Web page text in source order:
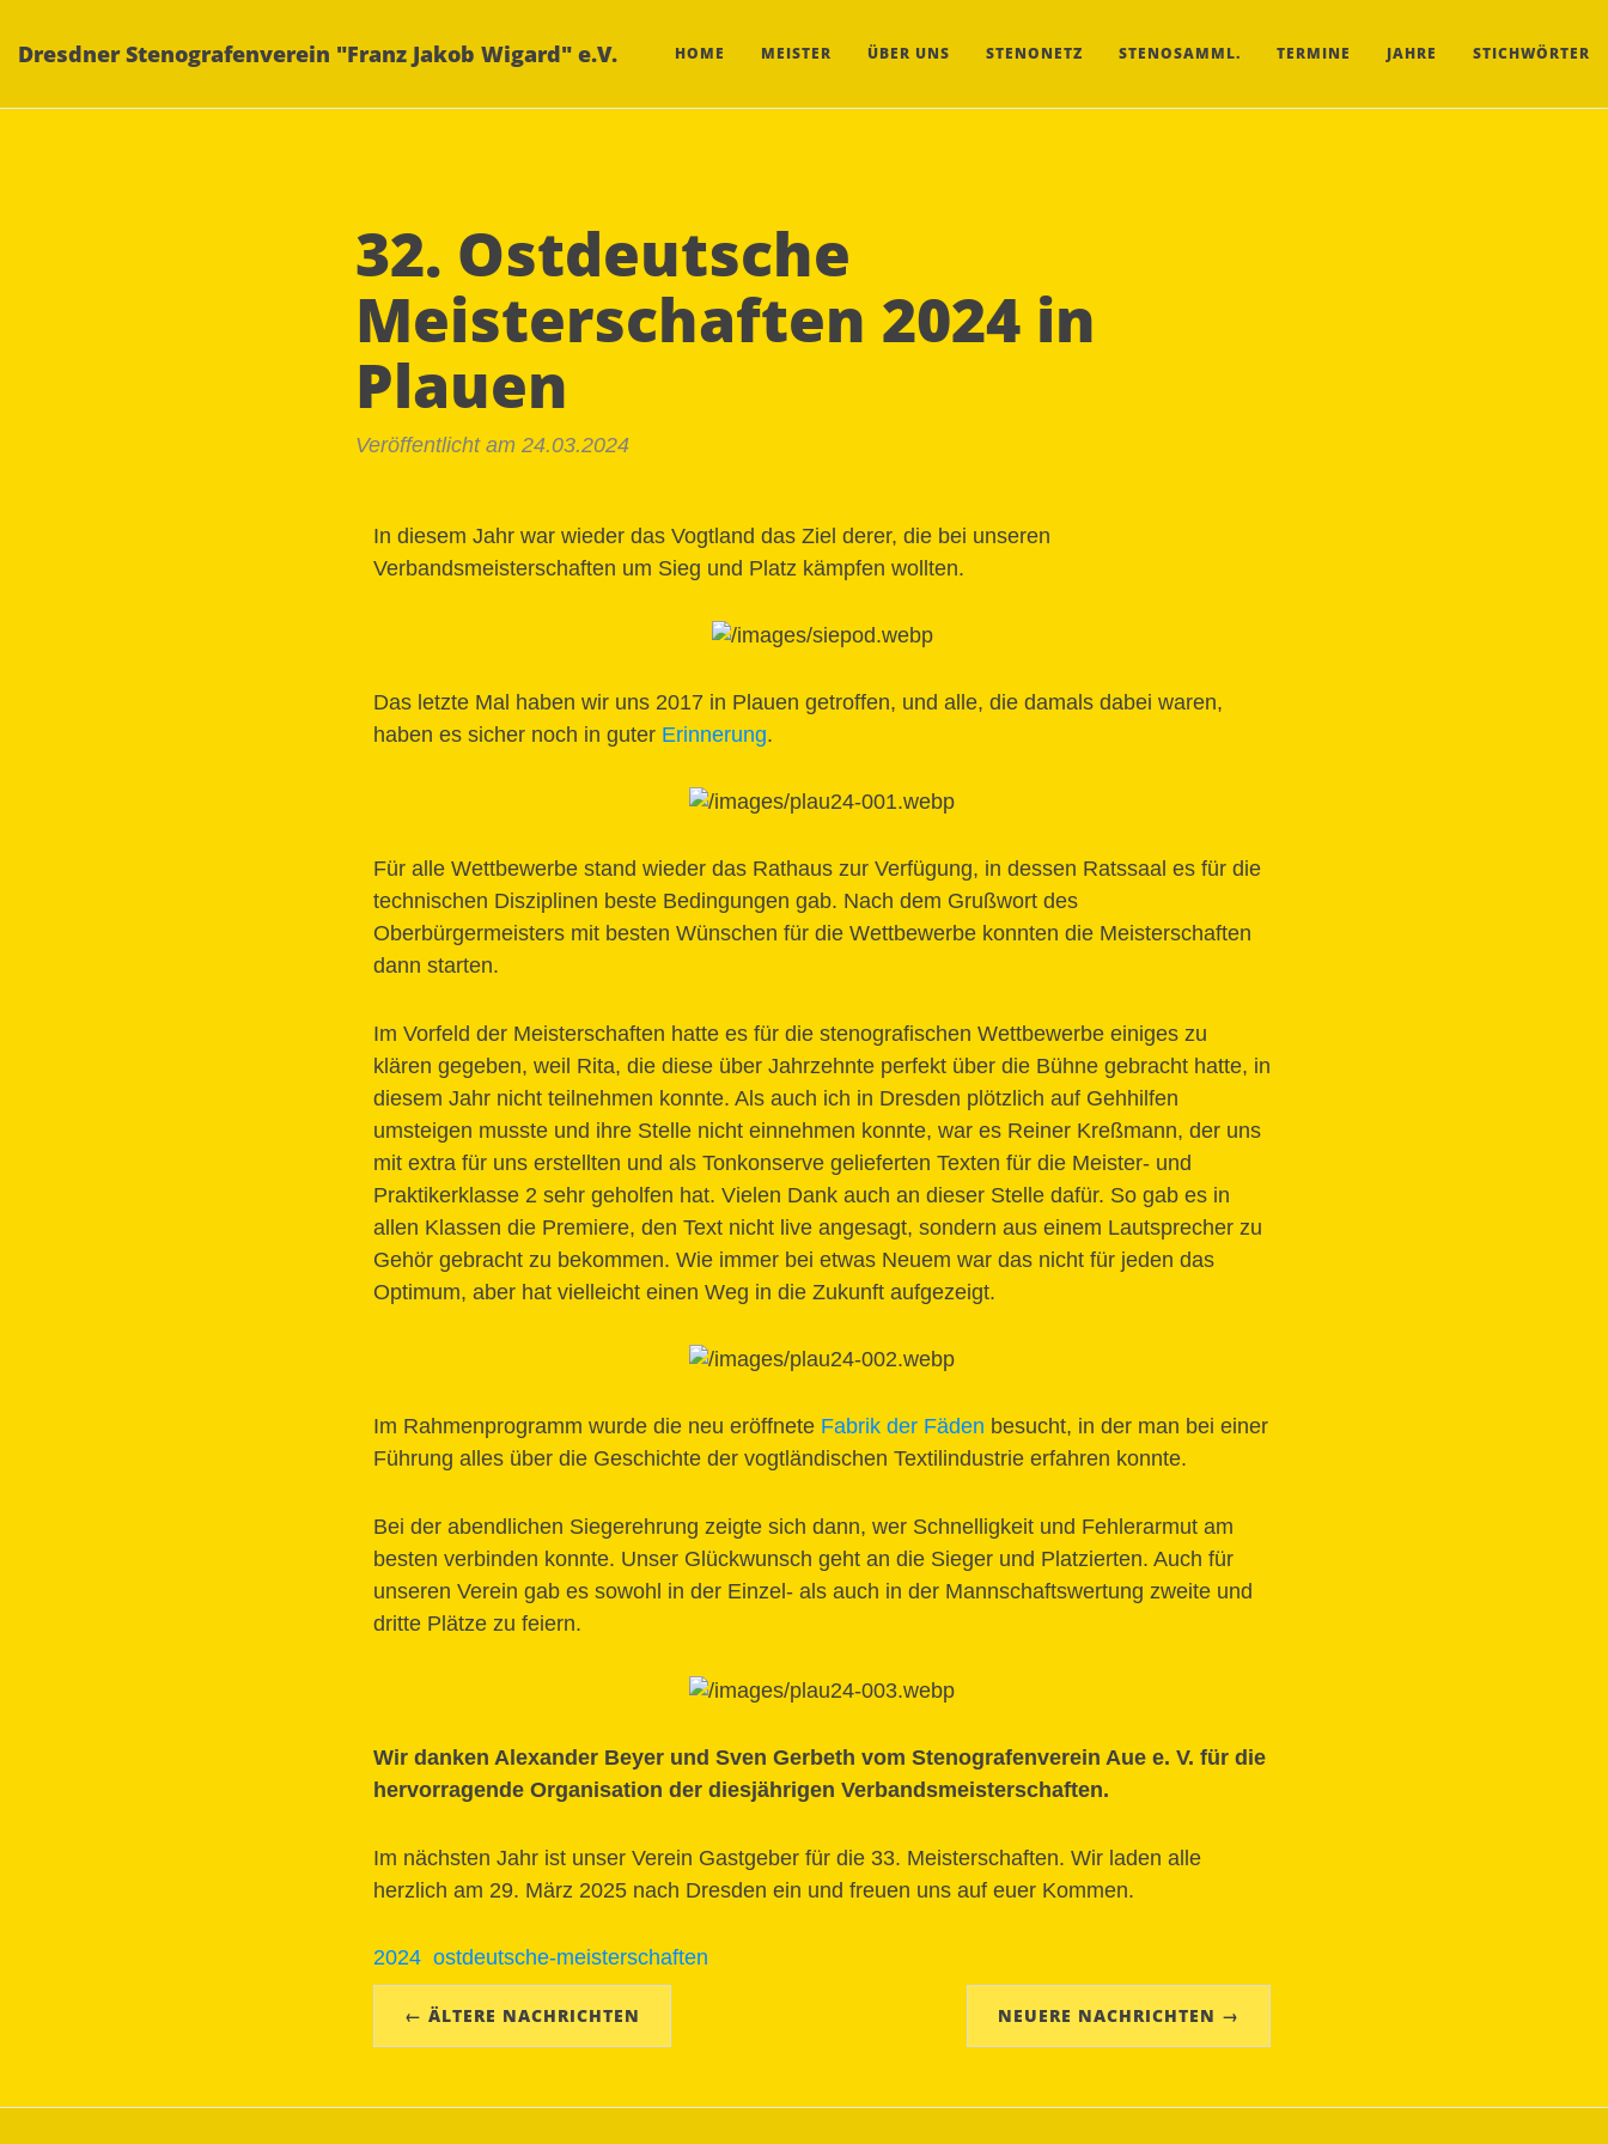
Dresdner Stenografenverein "Franz Jakob Wigard" e.V. HOME MEISTER ÜBER UNS STENONETZ STENOSAMML. TERMINE JAHRE STICHWÖRTER
32. Ostdeutsche
Meisterschaften 2024 in
Plauen
Veröffentlicht am 24.03.2024
In diesem Jahr war wieder das Vogtland das Ziel derer, die bei unseren
Verbandsmeisterschaften um Sieg und Platz kämpfen wollten.
Das letzte Mal haben wir uns 2017 in Plauen getroffen, und alle, die damals dabei waren,
haben es sicher noch in guter Erinnerung.
Für alle Wettbewerbe stand wieder das Rathaus zur Verfügung, in dessen Ratssaal es für die
technischen Disziplinen beste Bedingungen gab. Nach dem Grußwort des
Oberbürgermeisters mit besten Wünschen für die Wettbewerbe konnten die Meisterschaften
dann starten.
Im Vorfeld der Meisterschaften hatte es für die stenografischen Wettbewerbe einiges zu
klären gegeben, weil Rita, die diese über Jahrzehnte perfekt über die Bühne gebracht hatte, in
diesem Jahr nicht teilnehmen konnte. Als auch ich in Dresden plötzlich auf Gehhilfen
umsteigen musste und ihre Stelle nicht einnehmen konnte, war es Reiner Kreßmann, der uns
mit extra für uns erstellten und als Tonkonserve gelieferten Texten für die Meister- und
Praktikerklasse 2 sehr geholfen hat. Vielen Dank auch an dieser Stelle dafür. So gab es in
allen Klassen die Premiere, den Text nicht live angesagt, sondern aus einem Lautsprecher zu
Gehör gebracht zu bekommen. Wie immer bei etwas Neuem war das nicht für jeden das
Optimum, aber hat vielleicht einen Weg in die Zukunft aufgezeigt.
Im Rahmenprogramm wurde die neu eröffnete Fabrik der Fäden besucht, in der man bei einer
Führung alles über die Geschichte der vogtländischen Textilindustrie erfahren konnte.
Bei der abendlichen Siegerehrung zeigte sich dann, wer Schnelligkeit und Fehlerarmut am
besten verbinden konnte. Unser Glückwunsch geht an die Sieger und Platzierten. Auch für
unseren Verein gab es sowohl in der Einzel- als auch in der Mannschaftswertung zweite und
dritte Plätze zu feiern.
Wir danken Alexander Beyer und Sven Gerbeth vom Stenografenverein Aue e. V. für die
hervorragende Organisation der diesjährigen Verbandsmeisterschaften.
Im nächsten Jahr ist unser Verein Gastgeber für die 33. Meisterschaften. Wir laden alle
herzlich am 29. März 2025 nach Dresden ein und freuen uns auf euer Kommen.
2024 ostdeutsche-meisterschaften
← ÄLTERE NACHRICHTEN NEUERE NACHRICHTEN →